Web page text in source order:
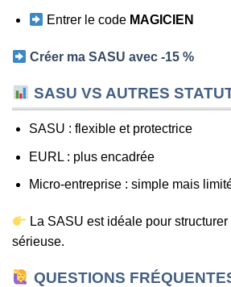
Entrer le code MAGICIEN
Créer ma SASU avec -15 %
SASU VS AUTRES
SASU : flexible et protectrice
EURL : plus encadrée
Micro-entreprise : simple mais
La SASU est idéale pour
sérieuse.
QUESTIONS